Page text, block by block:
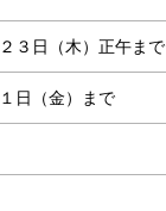
３日（木）正午まで
日（金）まで